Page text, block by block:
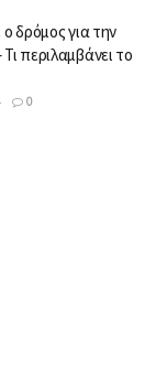
δρόμος για την
περιλαμβάνει το
0